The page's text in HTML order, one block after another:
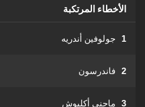
الأخطاء المرتكبة
1 جولوفين أندريه
2 فاندرسون
3 ماجني أكليوش